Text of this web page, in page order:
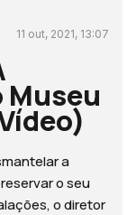
11 out, 2021, 13:07
a
o seu
o diretor